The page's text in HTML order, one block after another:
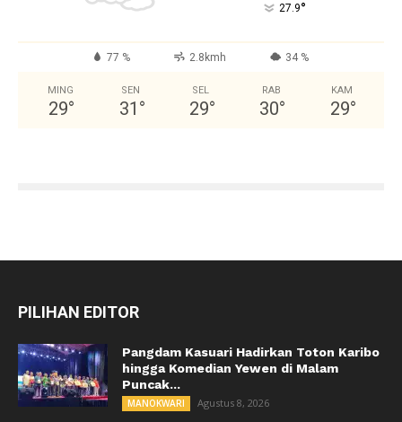
27.9°
77 % 2.8kmh 34 %
MING
29°
SEN
31 °
SEL
29°
RAB
30°
KAM
29°
PILIHAN EDITOR
Pangdam Kasuari Hadirkan Toton Karibo
hingga Komedian Yewen di Malam
Puncak...
MANOKWARI Agustus 8, 2026